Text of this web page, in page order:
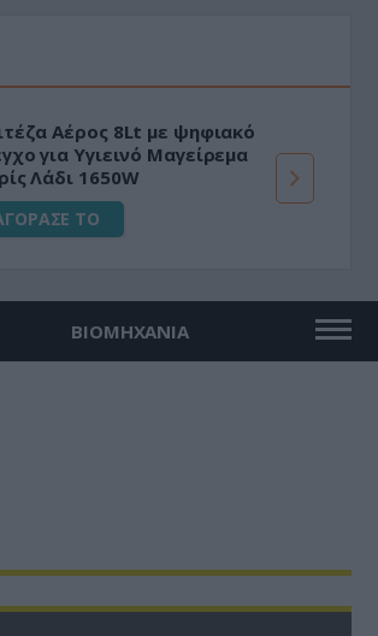
Αέρος 8Lt με ψηφιακό
για Υγιεινό Μαγείρεμα
Λάδι 1650W
ΤΟ
ΒΙΟΜΗΧΑΝΙΑ